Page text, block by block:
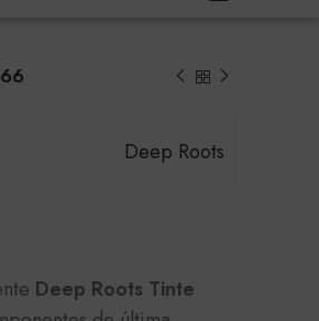
Deep Roots
Deep Roots Tinte